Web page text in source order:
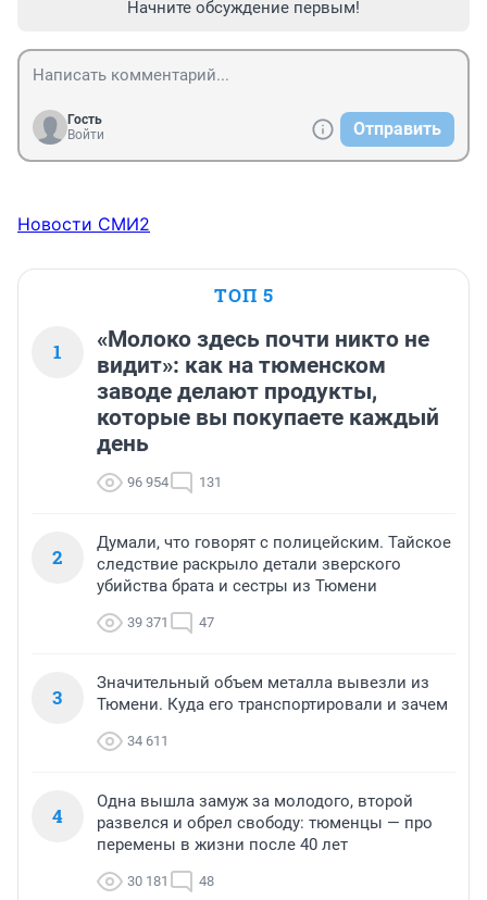
Начните обсуждение первым!
Гость
Войти
Отправить
Новости СМИ2
ТОП 5
1
«Молоко здесь почти никто не
видит»: как на тюменском
заводе делают продукты,
которые вы покупаете каждый
день
96 954 131
2
Думали, что говорят с полицейским. Тайское
следствие раскрыло детали зверского
убийства брата и сестры из Тюмени
39 371 47
3
Значительный объем металла вывезли из
Тюмени. Куда его транспортировали и зачем
34 611
4
Одна вышла замуж за молодого, второй
развелся и обрел свободу: тюменцы — про
перемены в жизни после 40 лет
30 181 48